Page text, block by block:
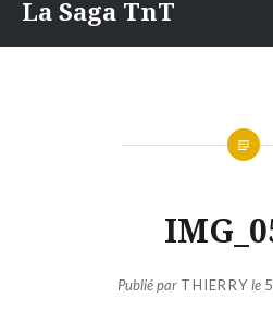
La Saga TnT
Publié par THIERRYle